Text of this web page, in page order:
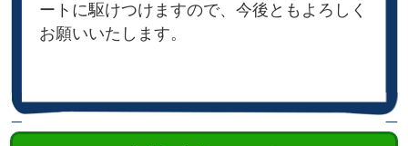
ートに駆けつけますので、今後ともよろしく
お願いいたします。